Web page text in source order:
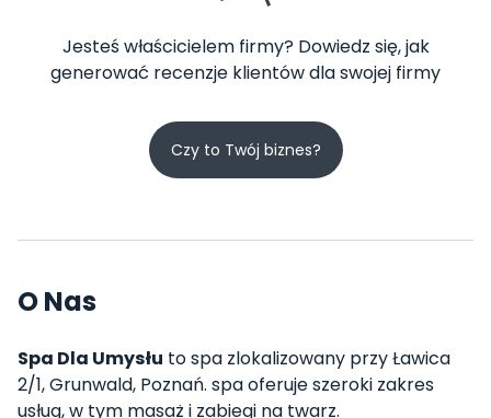
Jesteś właścicielem firmy? Dowiedz się, jak
generować recenzje klientów dla swojej firmy
Czy to Twój biznes?
O Nas
Spa Dla Umysłu to spa zlokalizowany przy Ławica
2/1, Grunwald, Poznań. spa oferuje szeroki zakres
usług, w tym masaż i zabiegi na twarz.